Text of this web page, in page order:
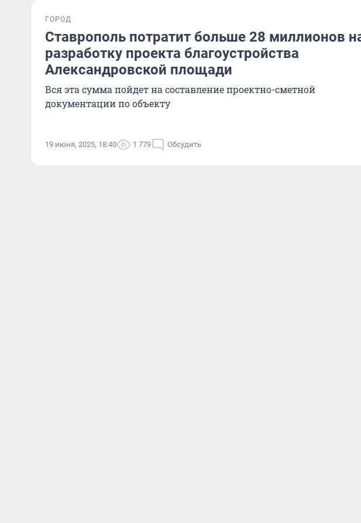
ГОРОД
Ставрополь потратит больше 28 миллионов
разработку проекта благоустройства
Александровской площади
Вся эта сумма пойдет на составление проектно-сметной
документации по объекту
19 июня, 2025, 18:40 1 779 Обсудить